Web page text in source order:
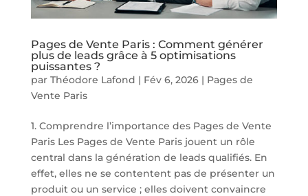
Pages de Vente Paris : Comment générer
plus de leads grâce à 5 optimisations
puissantes ?
par Théodore Lafond | Fév 6, 2026| Pages de
Vente Paris
1. Comprendre l’importance des Pages de Vente
Paris Les Pages de Vente Paris jouent un rôle
central dans la génération de leads qualifiés. En
effet, elles ne se contentent pas de présenter un
produit ou un service ; elles doivent convaincre